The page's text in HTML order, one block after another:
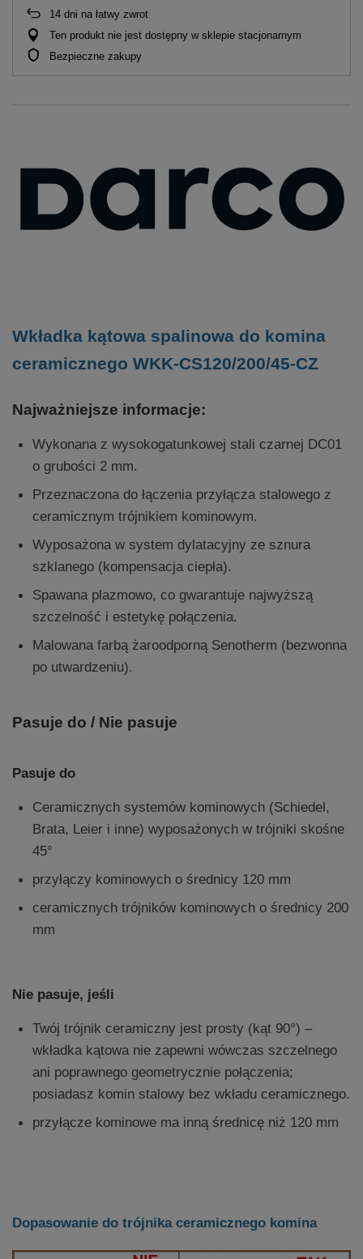
14 dni na łatwy zwrot
Ten produkt nie jest dostępny w sklepie stacjonarnym
Bezpieczne zakupy
Wkładka kątowa spalinowa do komina
ceramicznego WKK-CS120/200/45-CZ
Najważniejsze informacje:
Wykonana z wysokogatunkowej stali czarnej DC01
o grubości 2 mm.
Przeznaczona do łączenia przyłącza stalowego z
ceramicznym trójnikiem kominowym.
Wyposażona w system dylatacyjny ze sznura
szklanego (kompensacja ciepła).
Spawana plazmowo, co gwarantuje najwyższą
szczelność i estetykę połączenia.
Malowana farbą żaroodporną Senotherm (bezwonna
po utwardzeniu).
Pasuje do / Nie pasuje
Pasuje do
Ceramicznych systemów kominowych (Schiedel,
Brata, Leier i inne) wyposażonych w trójniki skośne
45°
przyłączy kominowych o średnicy 120 mm
ceramicznych trójników kominowych o średnicy 200
mm
Nie pasuje, jeśli
Twój trójnik ceramiczny jest prosty (kąt 90°) –
wkładka kątowa nie zapewni wówczas szczelnego
ani poprawnego geometrycznie połączenia;
posiadasz komin stalowy bez wkładu ceramicznego.
przyłącze kominowe ma inną średnicę niż 120 mm
Dopasowanie do trójnika ceramicznego komina